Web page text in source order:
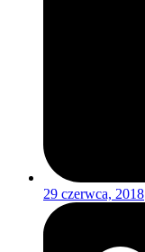
29 czerwca, 2018